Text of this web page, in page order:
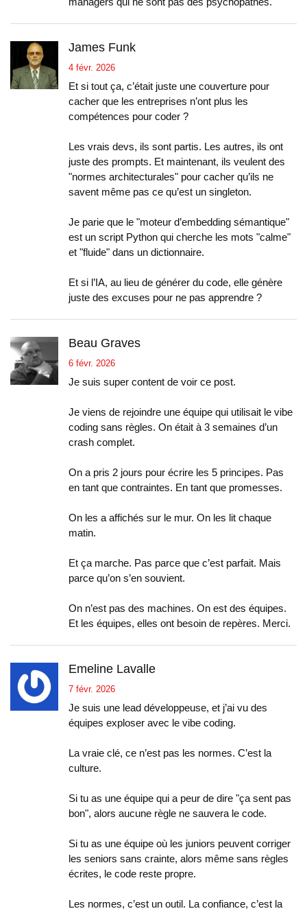
managers qui ne sont pas des psychopathes.
James Funk
4 févr. 2026
Et si tout ça, c’était juste une couverture pour
cacher que les entreprises n’ont plus les
compétences pour coder ?
Les vrais devs, ils sont partis. Les autres, ils ont
juste des prompts. Et maintenant, ils veulent des
"normes architecturales" pour cacher qu’ils ne
savent même pas ce qu’est un singleton.
Je parie que le "moteur d’embedding sémantique"
est un script Python qui cherche les mots "calme"
et "fluide" dans un dictionnaire.
Et si l’IA, au lieu de générer du code, elle génère
juste des excuses pour ne pas apprendre ?
Beau Graves
6 févr. 2026
Je suis super content de voir ce post.
Je viens de rejoindre une équipe qui utilisait le vibe
coding sans règles. On était à 3 semaines d’un
crash complet.
On a pris 2 jours pour écrire les 5 principes. Pas
en tant que contraintes. En tant que promesses.
On les a affichés sur le mur. On les lit chaque
matin.
Et ça marche. Pas parce que c’est parfait. Mais
parce qu’on s’en souvient.
On n’est pas des machines. On est des équipes.
Et les équipes, elles ont besoin de repères. Merci.
Emeline Lavalle
7 févr. 2026
Je suis une lead développeuse, et j’ai vu des
équipes exploser avec le vibe coding.
La vraie clé, ce n’est pas les normes. C’est la
culture.
Si tu as une équipe qui a peur de dire "ça sent pas
bon", alors aucune règle ne sauvera le code.
Si tu as une équipe où les juniors peuvent corriger
les seniors sans crainte, alors même sans règles
écrites, le code reste propre.
Les normes, c’est un outil. La confiance, c’est la